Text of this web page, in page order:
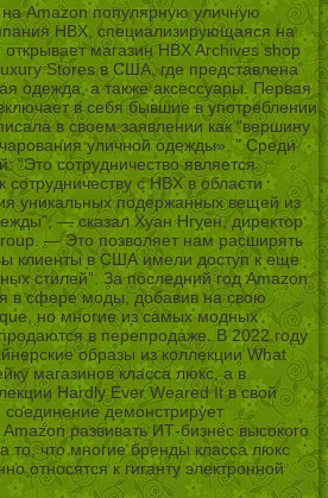
Amazon популярную уличную
HBX, специализирующаяся на
магазин HBX Archives shop
Stores в США, где представлена
одежда, а также аксессуары. Первая
в себя бывшие в употреблении
в своем заявлении как “вершину
уличной одежды». ” Среди
“Это сотрудничество является
с HBX в области
уникальных подержанных вещей из
— сказал Хуан Нгуен, директор
— Это позволяет нам расширять
клиенты в США имели доступ к еще
стилей”. За последний год Amazon
в сфере моды, добавив на свою
но многие из самых модных
в перепродаже. В 2022 году
образы из коллекции What
магазинов класса люкс, а в
Hardly Ever Weared It в свой
демонстрирует
развивать ИТ-бизнес высокого
то, что многие бренды класса люкс
относятся к гиганту электронной